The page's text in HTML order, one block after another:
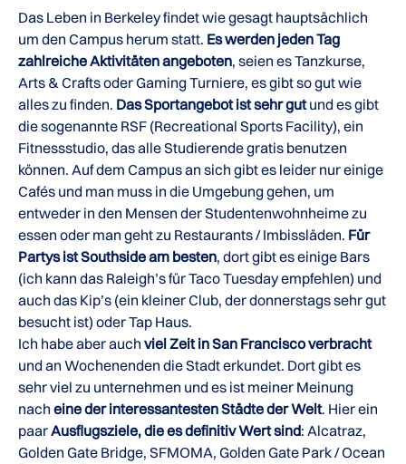
Das Leben in Berkeley findet wie gesagt hauptsächlich
um den Campus herum statt. Es werden jeden Tag
zahlreiche Aktivitäten angeboten, seien es Tanzkurse,
Arts & Crafts oder Gaming Turniere, es gibt so gut wie
alles zu finden. Das Sportangebot ist sehr gutund es gibt
die sogenannte RSF (Recreational Sports Facility), ein
Fitnessstudio, das alle Studierende gratis benutzen
können. Auf dem Campus an sich gibt es leider nur einige
Cafés und man muss in die Umgebung gehen, um
entweder in den Mensen der Studentenwohnheime zu
essen oder man geht zu Restaurants / Imbissläden. Für
Partys ist Southside am besten, dort gibt es einige Bars
(ich kann das Raleigh’s für Taco Tuesday empfehlen) und
auch das Kip’s (ein kleiner Club, der donnerstags sehr gut
besucht ist) oder Tap Haus.
Ich habe aber auch viel Zeit in San Francisco verbracht
und an Wochenenden die Stadt erkundet. Dort gibt es
sehr viel zu unternehmen und es ist meiner Meinung
nach eine der interessantesten Städte der Welt. Hier ein
paarAusflugsziele, die es definitiv Wert sind: Alcatraz,
Golden Gate Bridge, SFMOMA, Golden Gate Park / Ocean